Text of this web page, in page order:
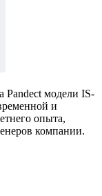
Pandect модели IS-
и
опыта,
компании.